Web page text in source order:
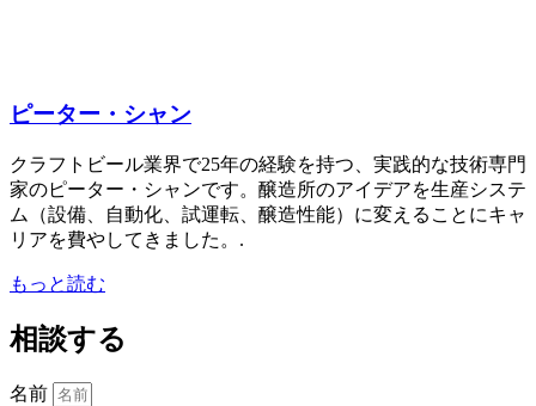
ピーター・シャン
クラフトビール業界で25年の経験を持つ、実践的な技術専門
家のピーター・シャンです。醸造所のアイデアを生産システ
ム（設備、自動化、試運転、醸造性能）に変えることにキャ
リアを費やしてきました。.
もっと読む
相談する
名前